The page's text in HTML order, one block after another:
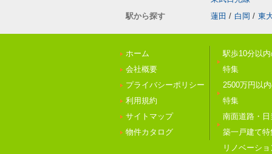
駅から探す
蓮田 / 白岡 / 東
ホーム
会社概要
プライバシーポリシー
利用規約
サイトマップ
物件カタログ
駅歩10分以
特集
2500万円以
特集
南面道路・
築一戸建て特
リノベーシ